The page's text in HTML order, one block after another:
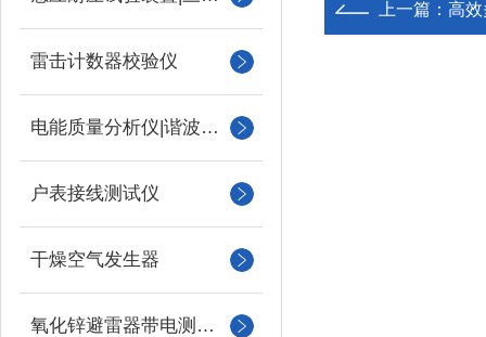
雷击计数器校验仪
电能质量分析仪|谐波测试
户表接线测试仪
干燥空气发生器
氧化锌避雷器带电测试仪（氧化锌避雷器测试仪）
上一篇： 高